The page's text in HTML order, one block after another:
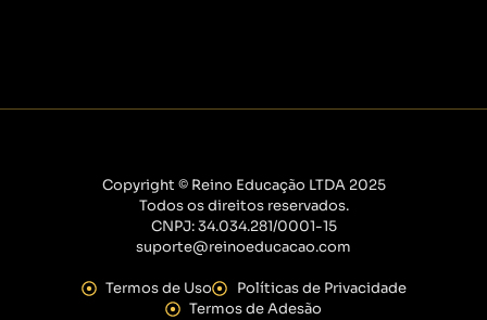
Copyright © Reino Educação LTDA 2025
Todos os direitos reservados.
CNPJ: 34.034.281/0001-15
suporte@reinoeducacao.com
Termos de Uso
Políticas de Privacidade
Termos de Adesão